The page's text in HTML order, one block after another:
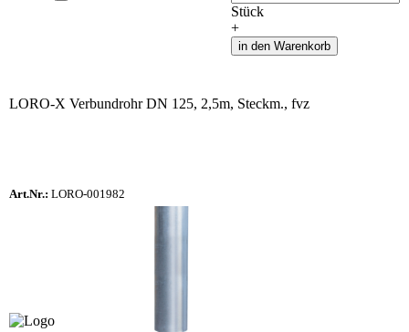
Stück
+
in den Warenkorb
LORO-X Verbundrohr DN 125, 2,5m, Steckm., fvz
Art.Nr.: LORO-001982